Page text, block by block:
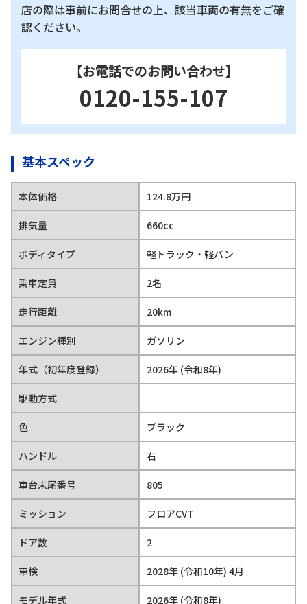
店の際は事前にお問合せの上、該当車両の有無をご確
認ください。
【お電話でのお問い合わせ】
0120-155-107
基本スペック
本体価格 124.8万円
排気量 660cc
ボディタイプ 軽トラック・軽バン
乗車定員 2名
走行距離 20km
エンジン種別 ガソリン
年式（初年度登録） 2026年 (令和8年)
駆動方式
色 ブラック
ハンドル 右
車台末尾番号 805
ミッション フロアCVT
ドア数 2
車検 2028年 (令和10年) 4月
モデル年式 2026年 (令和8年)